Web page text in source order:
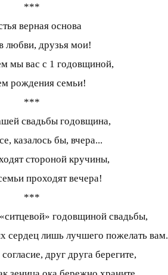
***
верная основа
любви, друзья мои!
мы вас с 1 годовщиной,
рождения семьи!
***
свадьбы годовщина,
казалось бы, вчера...
стороной кручины,
проходят вечера!
***
годовщиной свадьбы,
сердец лишь лучшего пожелать вам.
друг друга берегите,